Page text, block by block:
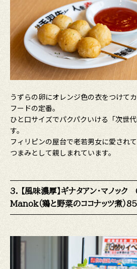
うずらの卵にオレンジ色の衣をつけて
フードの定番。
ひと口サイズでパクパクいける「次世
す。
フィリピンの屋台で老若男女に愛され
つまみとして親しまれています。
3. 【風味濃厚】ギナタアン・マノッ
Manok（鶏と野菜のココナッツ煮）